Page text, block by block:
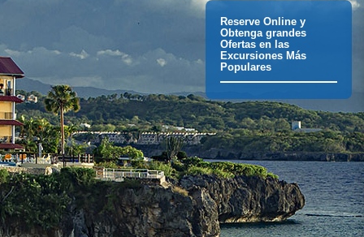
Reserve Online y
Obtenga grandes
Ofertas en las
Excursiones Más
Populares